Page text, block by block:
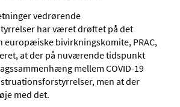
vedrørende
har været drøftet på det
europæiske bivirkningskomite, PRAC,
at der på nuværende tidspunkt
mellem COVID-19
men at der
med det.